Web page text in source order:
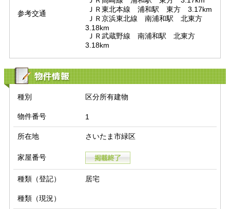
参考交通
3.18km
3.18km
物件情報
種別 区分所有建物
物件番号 1
所在地 さいたま市緑区
家屋番号
種類（登記） 居宅
種類（現況）